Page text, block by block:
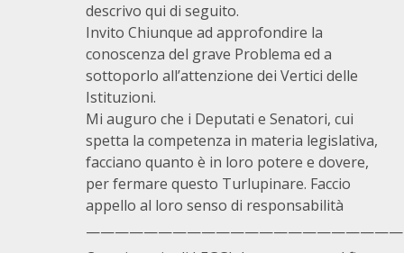
descrivo qui di seguito.
Invito Chiunque ad approfondire la
conoscenza del grave Problema ed a
sottoporlo all’attenzione dei Vertici delle
Istituzioni.
Mi auguro che i Deputati e Senatori, cui
spetta la competenza in materia legislativa,
facciano quanto è in loro potere e dovere,
per fermare questo Turlupinare. Faccio
appello al loro senso di responsabilità